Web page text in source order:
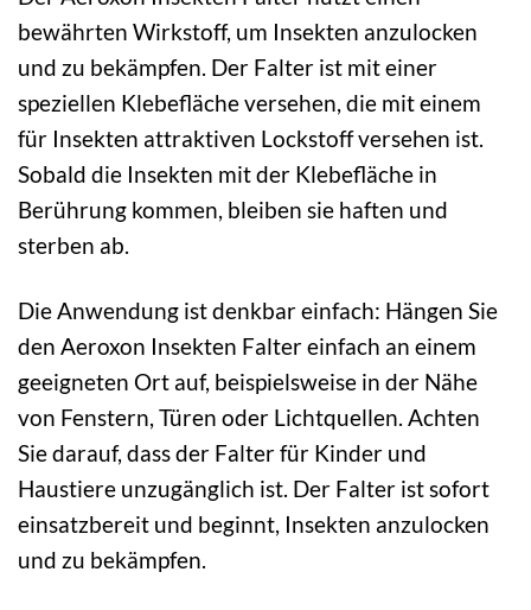
bewährten Wirkstoff, um Insekten anzulocken
und zu bekämpfen. Der Falter ist mit einer
speziellen Klebefläche versehen, die mit einem
für Insekten attraktiven Lockstoff versehen ist.
Sobald die Insekten mit der Klebefläche in
Berührung kommen, bleiben sie haften und
sterben ab.
Die Anwendung ist denkbar einfach: Hängen Sie
den Aeroxon Insekten Falter einfach an einem
geeigneten Ort auf, beispielsweise in der Nähe
von Fenstern, Türen oder Lichtquellen. Achten
Sie darauf, dass der Falter für Kinder und
Haustiere unzugänglich ist. Der Falter ist sofort
einsatzbereit und beginnt, Insekten anzulocken
und zu bekämpfen.